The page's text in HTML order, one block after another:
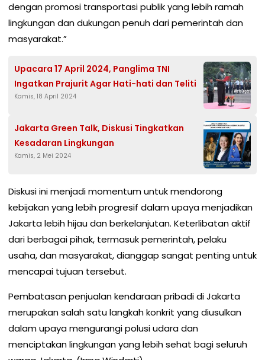
dengan promosi transportasi publik yang lebih ramah
lingkungan dan dukungan penuh dari pemerintah dan
masyarakat.”
Upacara 17 April 2024, Panglima TNI
Ingatkan Prajurit Agar Hati-hati dan Teliti
Kamis, 18 April 2024
Jakarta Green Talk, Diskusi Tingkatkan
Kesadaran Lingkungan
Kamis, 2 Mei 2024
Diskusi ini menjadi momentum untuk mendorong
kebijakan yang lebih progresif dalam upaya menjadikan
Jakarta lebih hijau dan berkelanjutan. Keterlibatan aktif
dari berbagai pihak, termasuk pemerintah, pelaku
usaha, dan masyarakat, dianggap sangat penting untuk
mencapai tujuan tersebut.
Pembatasan penjualan kendaraan pribadi di Jakarta
merupakan salah satu langkah konkrit yang diusulkan
dalam upaya mengurangi polusi udara dan
menciptakan lingkungan yang lebih sehat bagi seluruh